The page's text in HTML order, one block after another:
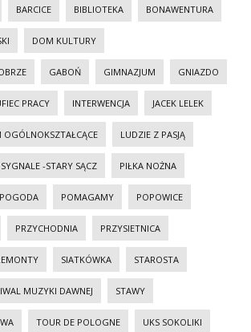
BARCICE BIBLIOTEKA BONAWENTURA
DOM KULTURY
GABOŃ GIMNAZJUM GNIAZDO
PRACY INTERWENCJA JACEK LELEK
OGÓLNOKSZTAŁCĄCE LUDZIE Z PASJĄ
-STARY SĄCZ PIŁKA NOŻNA
POGODA POMAGAMY POPOWICE
PRZYCHODNIA PRZYSIETNICA
SIATKÓWKA STAROSTA
MUZYKI DAWNEJ STAWY
TOUR DE POLOGNE UKS SOKOLIKI